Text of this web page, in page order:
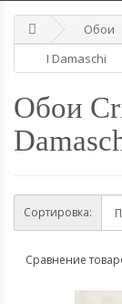
Обои
I Damaschi
Обои
Сортировка:
Сравнение